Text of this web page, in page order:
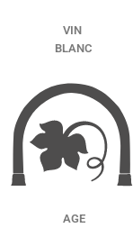
VIN
BLANC
AGE